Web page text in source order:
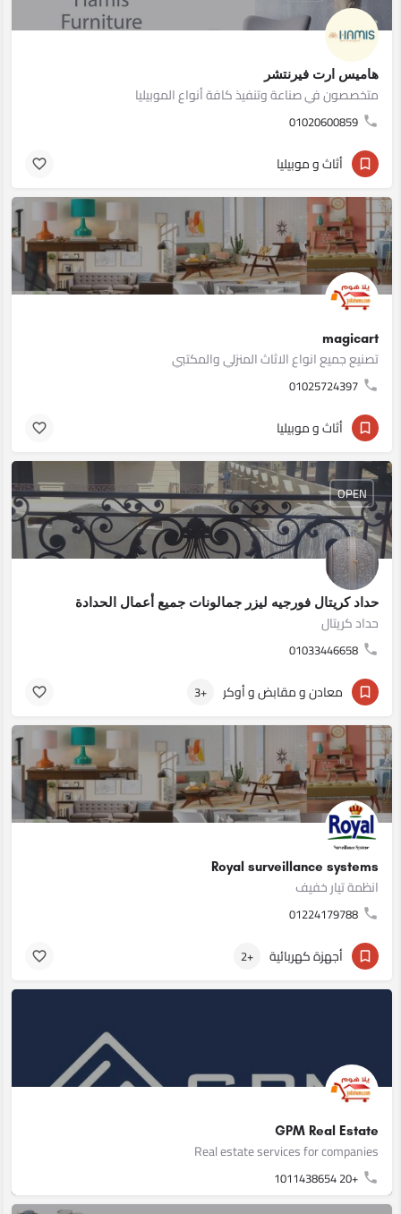
هاميس ارت فيرنتشر
متخصصون في صناعة وتنفيذ كافة أنواع الموبيليا
01020600859
أثاث و موبيليا
magicart
تصنيع جميع انواع الاثاث المنزلي والمكتبي
01025724397
أثاث و موبيليا
حداد كريتال فورجيه ليزر جمالونات جميع أعمال الحدادة
حداد كريتال
01033446658
OPEN
معادن و مقابض و أوكر +3
Royal surveillance systems
انظمة تيار خفيف
01224179788
أجهزة كهربائية +2
GPM Real Estate
Real estate services for companies
+20 1011438654